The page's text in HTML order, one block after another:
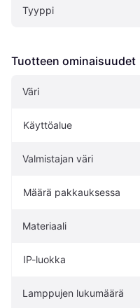
Tyyppi
Tuotteen ominaisuudet
Väri
Käyttöalue
Valmistajan väri
Määrä pakkauksessa
Materiaali
IP-luokka
Lamppujen lukumäärä